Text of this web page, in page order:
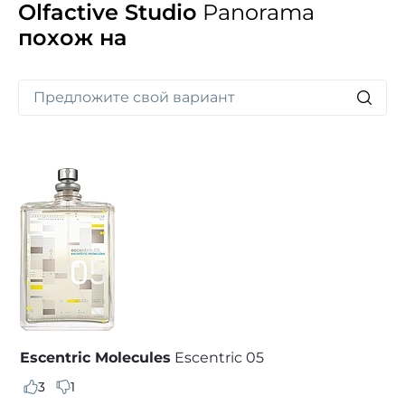
Olfactive Studio Panorama
похож на
Escentric Molecules Escentric 05
3 1